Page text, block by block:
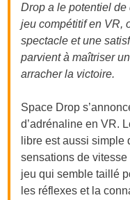
Drop a le potentiel
jeu compétitif en VR,
spectacle et une
parvient à maîtriser
arracher la victoire.
Space Drop
d’adrénaline en VR.
libre est aussi simple
sensations de vitesse
jeu qui semble taillé
les réflexes et la